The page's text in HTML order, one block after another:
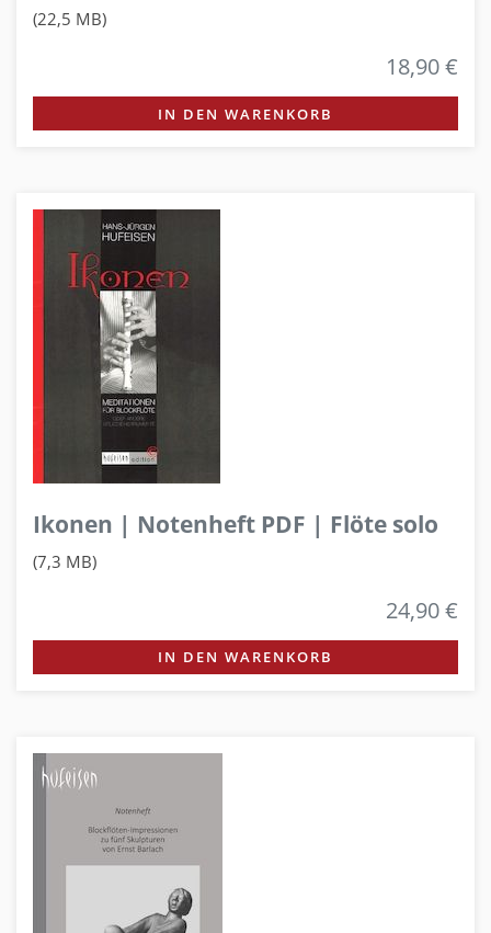
(22,5 MB)
18,90 €
IN DEN WARENKORB
Ikonen | Notenheft PDF | Flöte solo
(7,3 MB)
24,90 €
IN DEN WARENKORB